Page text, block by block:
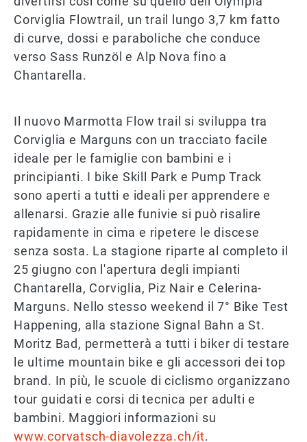
Corviglia Flowtrail, un trail lungo 3,7 km fatto
di curve, dossi e paraboliche che conduce
verso Sass Runzöl e Alp Nova fino a
Chantarella.
Il nuovo Marmotta Flow trail si sviluppa tra
Corviglia e Marguns con un tracciato facile
ideale per le famiglie con bambini e i
principianti. I bike Skill Park e Pump Track
sono aperti a tutti e ideali per apprendere e
allenarsi. Grazie alle funivie si può risalire
rapidamente in cima e ripetere le discese
senza sosta. La stagione riparte al completo il
25 giugno con l'apertura degli impianti
Chantarella, Corviglia, Piz Nair e Celerina-
Marguns. Nello stesso weekend il 7° Bike Test
Happening, alla stazione Signal Bahn a St.
Moritz Bad, permetterà a tutti i biker di testare
le ultime mountain bike e gli accessori dei top
brand. In più, le scuole di ciclismo organizzano
tour guidati e corsi di tecnica per adulti e
bambini. Maggiori informazioni su
www.corvatsch-diavolezza.ch/it.